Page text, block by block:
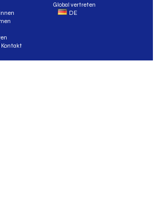
Global vertreten
DE
Kontakt